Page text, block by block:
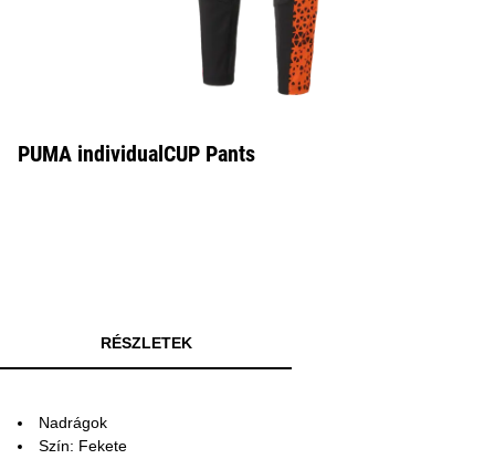
PUMA individualCUP Pants
RÉSZLETEK
Nadrágok
Szín: Fekete